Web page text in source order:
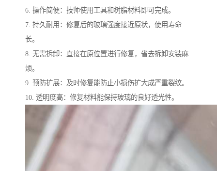
6. 操作简便：技师使用工具和树脂材料即可完成。
7. 持久耐用：修复后的玻璃强度接近原状，使用寿命
长。
8. 无需拆卸：直接在原位置进行修复，省去拆卸安装麻
烦。
9. 预防扩展：及时修复能防止小损伤扩大成严重裂纹。
10. 透明度高：修复材料能保持玻璃的良好透光性。